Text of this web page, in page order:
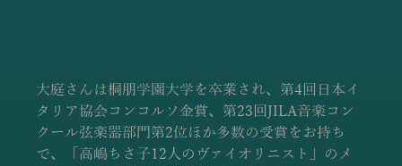
大庭さんは桐朋学園大学を卒業され、第4回日本イ
タリア協会コンコルソ金賞、第23回JILA音楽コン
クール弦楽器部門第2位ほか多数の受賞をお持ち
で、「高嶋ちさ子12人のヴァイオリニスト」のメ